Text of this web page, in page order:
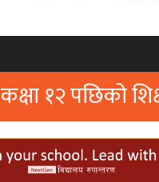
कक्षा १२ पछिको